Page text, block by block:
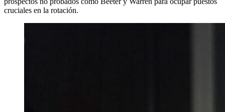
cruciales en la rotación.